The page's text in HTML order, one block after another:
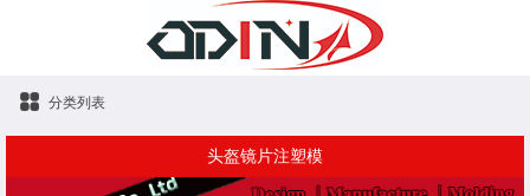
分类列表
头盔镜片注塑模